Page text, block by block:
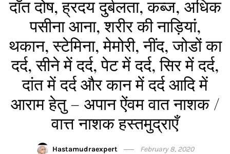
दाँत दोष, ह्रदय दुर्बलता, कब्ज, अधिक
पसीना आना, शरीर की नाड़ियां,
थकान, स्टेमिना, मेमोरी, नींद, जोडों का
दर्द, सीने में दर्द, पेट में दर्द, सिर में दर्द,
दांत में दर्द और कान में दर्द आदि में
आराम हेतु – अपान ऐंवम वात नाशक /
वात्त नाशक हस्तमुद्राएँ
Hastamudraexpert February 8, 2020